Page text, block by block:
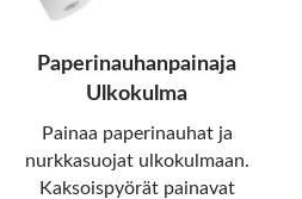
Paperinauhanpainaja
Ulkokulma
Painaa paperinauhat ja
nurkkasuojat ulkokulmaan.
Kaksoispyörät painavat